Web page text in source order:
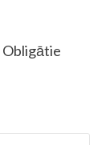
Obligātie